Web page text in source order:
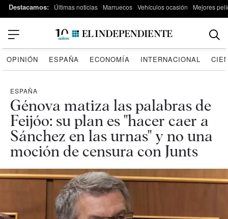
Destacamos: Últimas noticias Marruecos Vehículos ocasión Mejores
OPINIÓN ESPAÑA ECONOMÍA INTERNACIONAL
ESPAÑA
Génova matiza las palabras de
Feijóo: su plan es "hacer caer a
Sánchez en las urnas" y no una
moción de censura con Junts